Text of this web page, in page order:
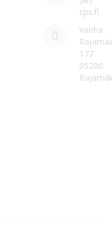
cps.fi
Vanha
177
05200